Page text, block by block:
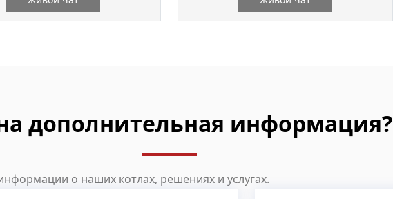
дополнительная информация?
о наших котлах, решениях и услугах.